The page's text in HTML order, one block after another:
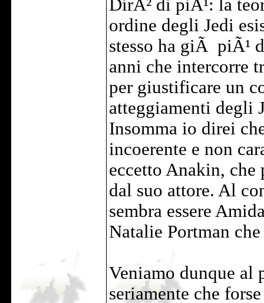
DirÃ² di piÃ¹: la
ordine degli Jedi
stesso ha giÃ piÃ¹
anni che intercorre
per giustificare un
atteggiamenti degli
Insomma io direi
incoerente e non
eccetto Anakin, che
dal suo attore. Al
sembra essere
Natalie Portman
Veniamo dunque al
seriamente che